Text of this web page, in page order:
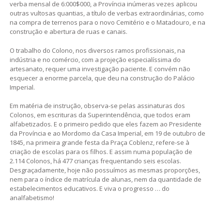
verba mensal de 6:000$000, a Província inúmeras vezes aplicou
outras vultosas quantias, a título de verbas extraordinárias, como
na compra de terrenos para o novo Cemitério e o Matadouro, e na
construção e abertura de ruas e canais.
O trabalho do Colono, nos diversos ramos profissionais, na
indústria e no comércio, com a projeção especialíssima do
artesanato, requer uma investigação paciente. E convém não
esquecer a enorme parcela, que deu na construção do Palácio
Imperial.
Em matéria de instrução, observa-se pelas assinaturas dos
Colonos, em escrituras da Superintendência, que todos eram
alfabetizados. E o primeiro pedido que eles fazem ao Presidente
da Província e ao Mordomo da Casa Imperial, em 19 de outubro de
1845, na primeira grande festa da Praça Coblenz, refere-se à
criação de escolas para os filhos. E assim numa população de
2.114 Colonos, há 477 crianças frequentando seis escolas.
Desgraçadamente, hoje não possuímos as mesmas proporções,
nem para o índice de matrícula de alunas, nem da quantidade de
estabelecimentos educativos. E viva o progresso … do
analfabetismo!